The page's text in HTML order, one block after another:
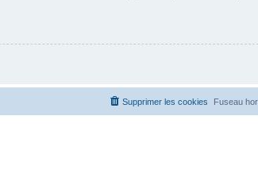
Fuseau
Supprimer les cookies